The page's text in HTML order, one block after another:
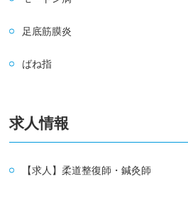
足底筋膜炎
ばね指
求人情報
【求人】柔道整復師・鍼灸師